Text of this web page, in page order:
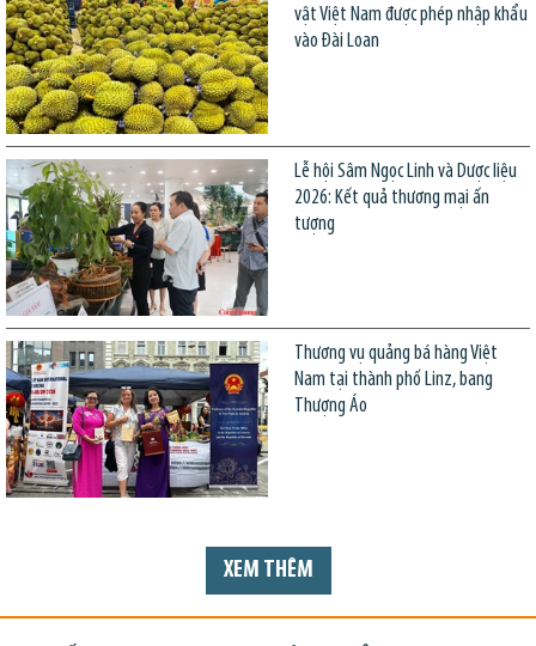
vật Việt Nam được phép nhập khẩu
vào Đài Loan
Lễ hội Sâm Ngọc Linh và Dược liệu
2026: Kết quả thương mại ấn
tượng
Thương vụ quảng bá hàng Việt
Nam tại thành phố Linz, bang
Thượng Áo
XEM THÊM